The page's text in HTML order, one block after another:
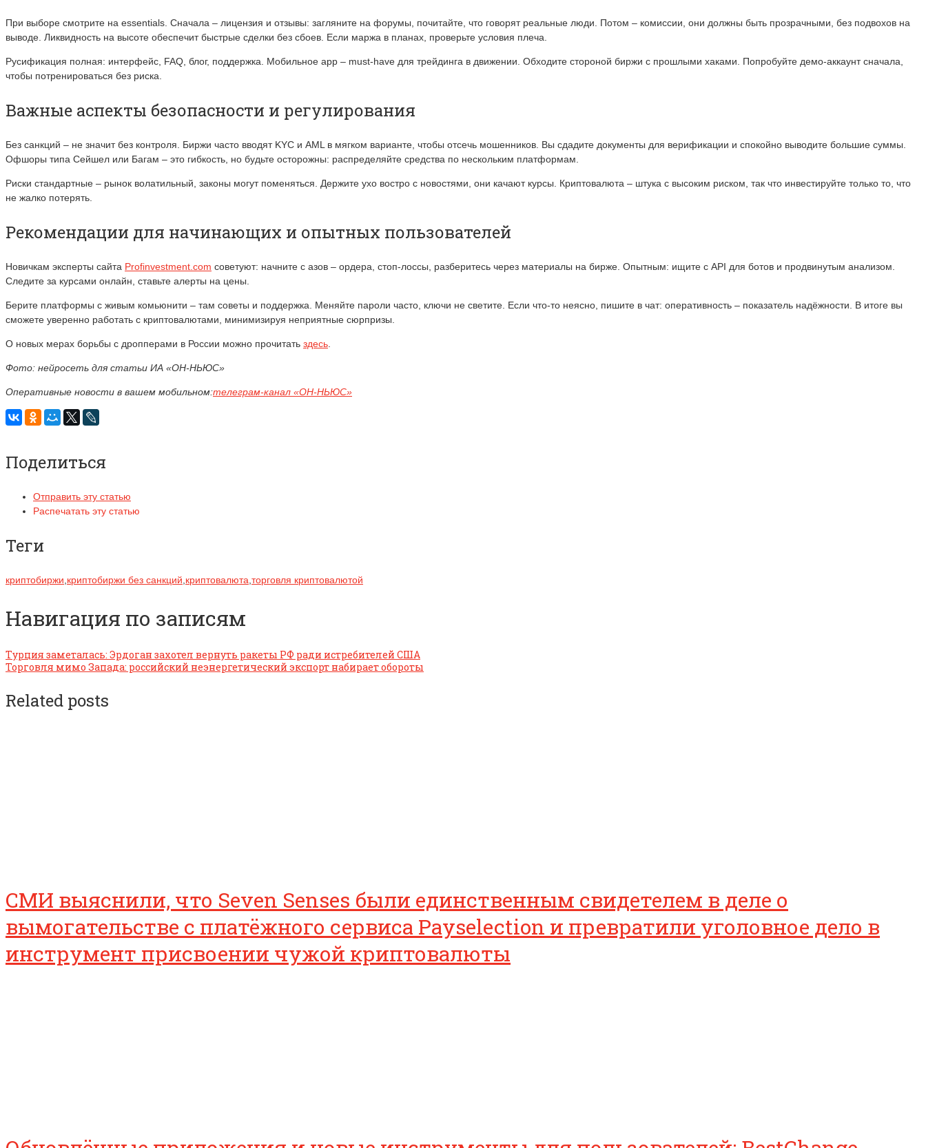
При выборе смотрите на essentials. Сначала – лицензия и отзывы: загляните на форумы, почитайте, что говорят реальные люди. Потом – комиссии, они должны быть прозрачными, без подвохов на
выводе. Ликвидность на высоте обеспечит быстрые сделки без сбоев. Если маржа в планах, проверьте условия плеча.
Русификация полная: интерфейс, FAQ, блог, поддержка. Мобильное app – must-have для трейдинга в движении. Обходите стороной биржи с прошлыми хаками. Попробуйте демо-аккаунт сначала,
чтобы потренироваться без риска.
Важные аспекты безопасности и регулирования
Без санкций – не значит без контроля. Биржи часто вводят KYC и AML в мягком варианте, чтобы отсечь мошенников. Вы сдадите документы для верификации и спокойно выводите большие суммы.
Офшоры типа Сейшел или Багам – это гибкость, но будьте осторожны: распределяйте средства по нескольким платформам.
Риски стандартные – рынок волатильный, законы могут поменяться. Держите ухо востро с новостями, они качают курсы. Криптовалюта – штука с высоким риском, так что инвестируйте только то, что
не жалко потерять.
Рекомендации для начинающих и опытных пользователей
Новичкам эксперты сайта Profinvestment.com советуют: начните с азов – ордера, стоп-лоссы, разберитесь через материалы на бирже. Опытным: ищите с API для ботов и продвинутым анализом.
Следите за курсами онлайн, ставьте алерты на цены.
Берите платформы с живым комьюнити – там советы и поддержка. Меняйте пароли часто, ключи не светите. Если что-то неясно, пишите в чат: оперативность – показатель надёжности. В итоге вы
сможете уверенно работать с криптовалютами, минимизируя неприятные сюрпризы.
О новых мерах борьбы с дропперами в России можно прочитать здесь
Фото: нейросеть для статьи ИА «ОН-НЬЮС»
Оперативные новости в вашем мобильном:телеграм-канал «ОН-НЬЮС»
Поделиться
Отправить эту статью
Распечатать эту статью
Теги
криптобиржи криптобиржи без санкций криптовалюта торговля криптовалютой
Навигация по записям
Турция заметалась: Эрдоган захотел вернуть ракеты РФ ради истребителей США
Торговля мимо Запада: российский неэнергетический экспорт набирает обороты
Related posts
СМИ выяснили, что Seven Senses были единственным свидетелем в деле о
вымогательстве с платёжного сервиса Payselection и превратили уголовное дело в
инструмент присвоении чужой криптовалюты